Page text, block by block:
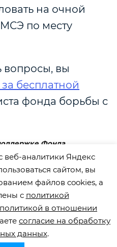
на очной
по месту
вопросы, вы
бесплатной
фонда борьбы с
Фонда
обновлен 1 февраля
веб-аналитики Яндекс
сайтом, вы
файлов cookies, а
с политикой
политикой в отношении
согласие на обработку
данных.